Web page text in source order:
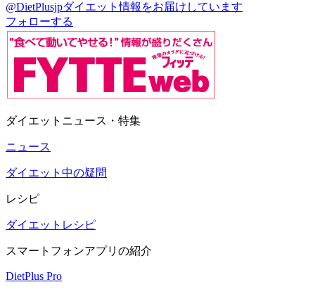
@DietPlusjpダイエット情報をお届けしています
フォローする
ダイエットニュース・特集
ニュース
ダイエット中の疑問
レシピ
ダイエットレシピ
スマートフォンアプリの紹介
DietPlus Pro